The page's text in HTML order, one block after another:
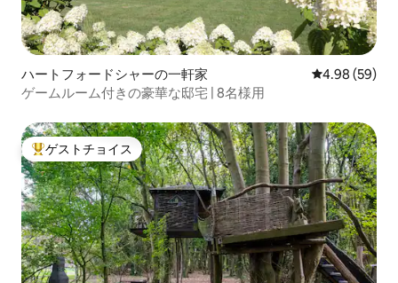
ハートフォードシャーの一軒家 レビュー59
4.98 (59)
ゲームルーム付きの豪華な邸宅 | 8名様用
大好評のゲストチョイスです。
ゲストチョイス